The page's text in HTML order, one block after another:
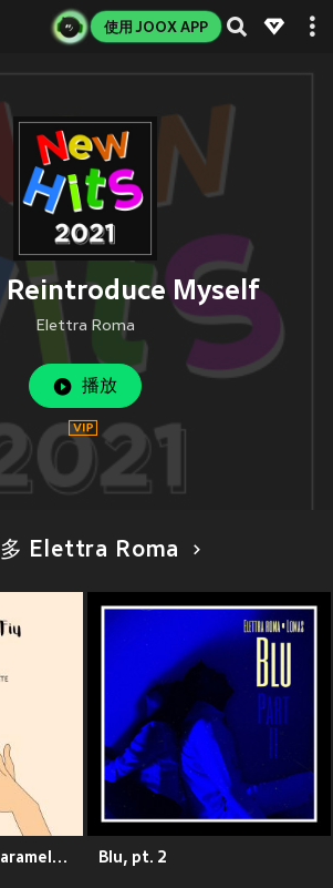
使用 JOOX APP
Reintroduce Myself
Elettra Roma
播放
Elettra Roma
Mi Bebito Fiu Fiu (Caramelo de Chocolate) Blu, pt. 2